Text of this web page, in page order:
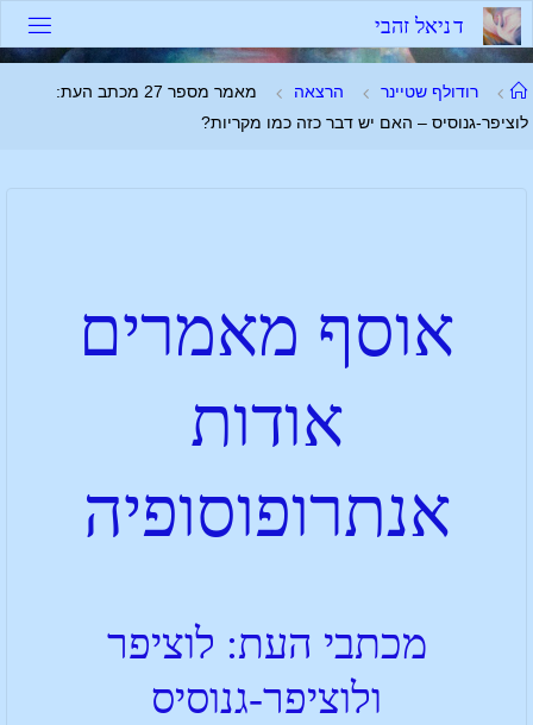
דניאל זהבי
רודולף שטיינר הרצאה
מאמר מספר 27 מכתב העת:
לוציפר-גנוסיס – האם יש דבר כזה כמו מקריות?
אוסף מאמרים
אודות
אנתרופוסופיה
מכתבי העת: לוציפר
ולוציפר-גנוסיס